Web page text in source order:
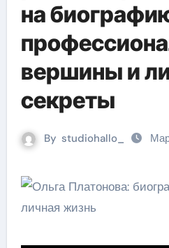
на
вершины и
секреты
By studiohallo_